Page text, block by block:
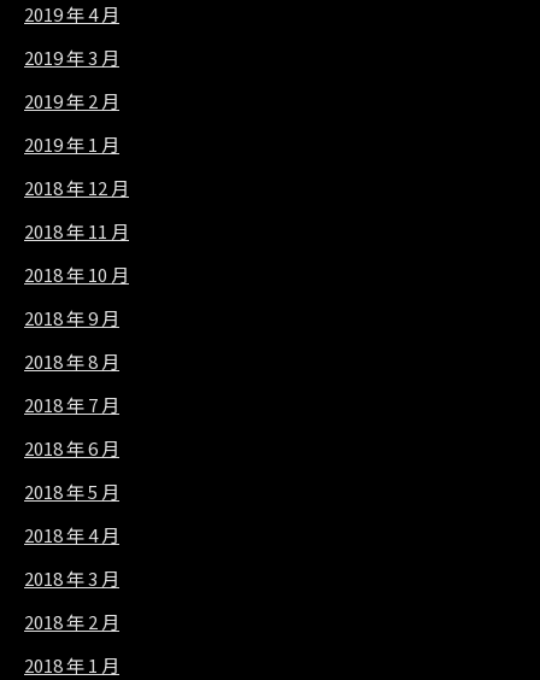
2019 年 4 月
2019 年 3 月
2019 年 2 月
2019 年 1 月
2018 年 12 月
2018 年 11 月
2018 年 10 月
2018 年 9 月
2018 年 8 月
2018 年 7 月
2018 年 6 月
2018 年 5 月
2018 年 4 月
2018 年 3 月
2018 年 2 月
2018 年 1 月